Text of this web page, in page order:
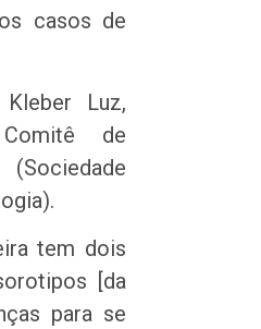
casos de
Luz,
de
(Sociedade
tem dois
[da
para se